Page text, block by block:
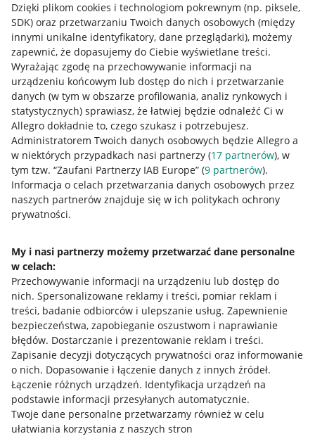
Dzięki plikom cookies i technologiom pokrewnym (np. piksele,
SDK) oraz przetwarzaniu Twoich danych osobowych (między
innymi unikalne identyfikatory, dane przeglądarki), możemy
zapewnić, że dopasujemy do Ciebie wyświetlane treści.
Wyrażając zgodę na przechowywanie informacji na
urządzeniu końcowym lub dostęp do nich i przetwarzanie
danych (w tym w obszarze profilowania, analiz rynkowych i
statystycznych) sprawiasz, że łatwiej będzie odnaleźć Ci w
Allegro dokładnie to, czego szukasz i potrzebujesz.
Administratorem Twoich danych osobowych będzie Allegro a
w niektórych przypadkach nasi partnerzy (17 partnerów), w
tym tzw. “Zaufani Partnerzy IAB Europe” (9 partnerów).
Informacja o celach przetwarzania danych osobowych przez
naszych partnerów znajduje się w ich politykach ochrony
prywatności.
My i nasi partnerzy możemy przetwarzać dane personalne
w celach:
Przechowywanie informacji na urządzeniu lub dostęp do
nich. Spersonalizowane reklamy i treści, pomiar reklam i
treści, badanie odbiorców i ulepszanie usług. Zapewnienie
bezpieczeństwa, zapobieganie oszustwom i naprawianie
błędów. Dostarczanie i prezentowanie reklam i treści.
Zapisanie decyzji dotyczących prywatności oraz informowanie
o nich. Dopasowanie i łączenie danych z innych źródeł.
Łączenie różnych urządzeń. Identyfikacja urządzeń na
podstawie informacji przesyłanych automatycznie.
Twoje dane personalne przetwarzamy również w celu
ułatwiania korzystania z naszych stron
Przydatne informacje
Jak to działa
Napisz do nas
Allegro Gadane dla kupujących
Mapa miejscowości
Informacje prawne
Regulamin
Polityka plików "cookies"
Ustawienia plików "cookies"
Udostępnianie lokalizacji